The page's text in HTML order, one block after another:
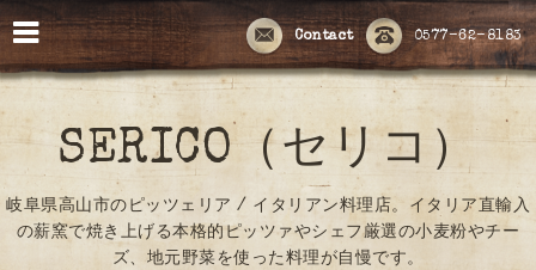
0577-62-8183
Contact
SERICO（セリコ）
岐阜県高山市のピッツェリア / イタリアン料理店。イタリア直輸入
の薪窯で焼き上げる本格的ピッツァやシェフ厳選の小麦粉やチー
ズ、地元野菜を使った料理が自慢です。